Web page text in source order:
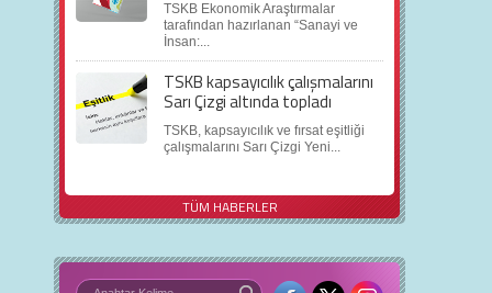
TSKB Ekonomik Araştırmalar
tarafından hazırlanan “Sanayi ve
İnsan:...
TSKB kapsayıcılık çalışmalarını
Sarı Çizgi altında topladı
TSKB, kapsayıcılık ve fırsat eşitliği
çalışmalarını Sarı Çizgi Yeni...
TÜM HABERLER